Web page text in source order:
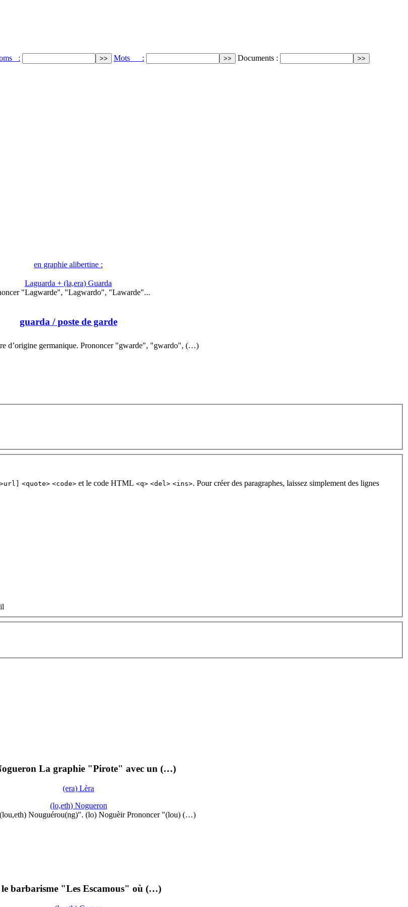
: Mots : Documents :
en graphie alibertine :
Laguarda + (la,era) Guarda
"Lagwarde", "Lagwardo", "Lawarde"...
guarda / poste de garde
d’origine germanique. Prononcer "gwarde", "gwardo", (…)
<quote> <code> et le code HTML <q> <del> <ins>. Pour créer des paragraphes, laissez simplement des lignes
La graphie "Pirote" avec un (…)
(era) Lèra
(lo,eth) Nogueron
Nouguérou(ng)". (lo) Noguèir Prononcer "(lou) (…)
le barbarisme "Les Escamous" où (…)